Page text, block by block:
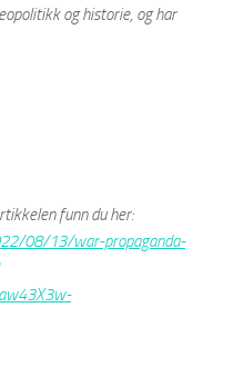
og historie, og har
funn du her:
08/13/war-propaganda-